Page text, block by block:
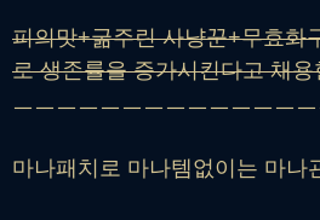
피의맛+굶주린 사냥꾼+무효화
로 생존률을 증가시킨다고 채
ㅡㅡㅡㅡㅡㅡㅡㅡㅡㅡㅡㅡㅡㅡ
마나패치로 마나템없이는 마나